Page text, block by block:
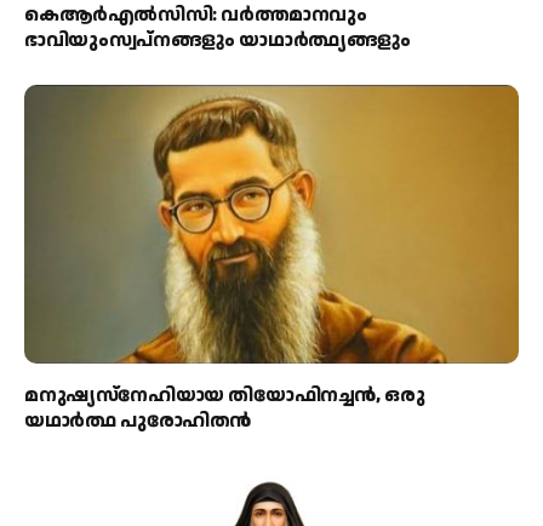
കെആര്‍എല്‍സിസി: വര്‍ത്തമാനവും
ഭാവിയുംസ്വപ്നങ്ങളും യാഥാര്‍ത്ഥ്യങ്ങളും
മനുഷ്യസ്‌നേഹിയായ തിയോഫിനച്ചന്‍, ഒരു
യഥാര്‍ത്ഥ പുരോഹിതന്‍